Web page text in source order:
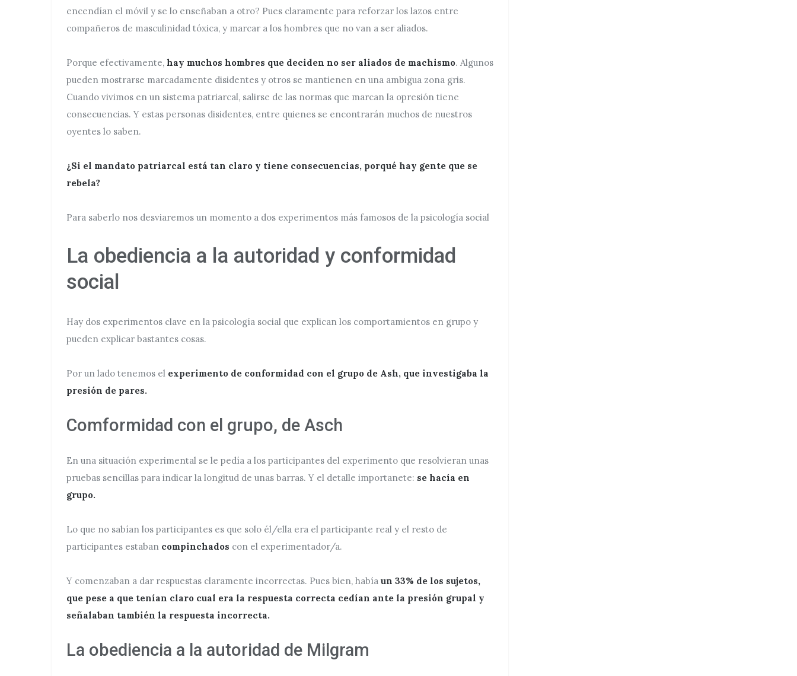
encendían el móvil y se lo enseñaban a otro? Pues claramente para reforzar los lazos entre
compañeros de masculinidad tóxica, y marcar a los hombres que no van a ser aliados.
Porque efectivamente, hay muchos hombres que deciden no ser aliados de machismo. Algunos
pueden mostrarse marcadamente disidentes y otros se mantienen en una ambigua zona gris.
Cuando vivimos en un sistema patriarcal, salirse de las normas que marcan la opresión tiene
consecuencias. Y estas personas disidentes, entre quienes se encontrarán muchos de nuestros
oyentes lo saben.
¿Si el mandato patriarcal está tan claro y tiene consecuencias, porqué hay gente que se
rebela?
Para saberlo nos desviaremos un momento a dos experimentos más famosos de la psicología social
La obediencia a la autoridad y conformidad
social
Hay dos experimentos clave en la psicología social que explican los comportamientos en grupo y
pueden explicar bastantes cosas.
Por un lado tenemos el experimento de conformidad con el grupo de Ash, que investigaba la
presión de pares.
Comformidad con el grupo, de Asch
En una situación experimental se le pedía a los participantes del experimento que resolvieran unas
pruebas sencillas para indicar la longitud de unas barras. Y el detalle importanete: se hacía en
grupo.
Lo que no sabían los participantes es que solo él/ella era el participante real y el resto de
participantes estaban compinchados con el experimentador/a.
Y comenzaban a dar respuestas claramente incorrectas. Pues bien, había un 33% de los sujetos,
que pese a que tenían claro cual era la respuesta correcta cedían ante la presión grupal y
señalaban también la respuesta incorrecta.
La obediencia a la autoridad de Milgram